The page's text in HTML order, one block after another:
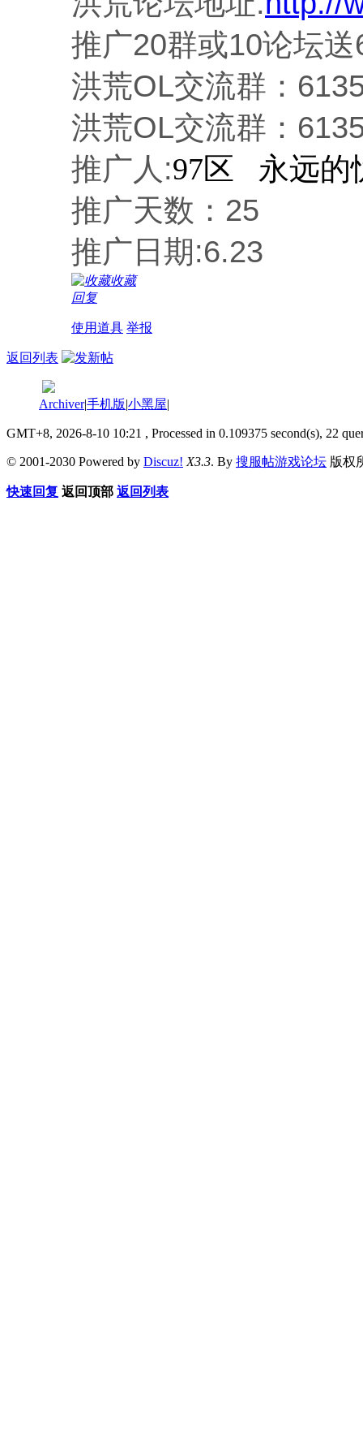
推广20群或10论坛
洪荒OL交流群：
洪荒OL交流群：
推广人:97区 永远的
推广天数：25
推广日期:6.23
收藏
回复
使用道具 举报
返回列表
Archiver|手机版|小黑屋|
GMT+8, 2026-8-10 10:21 , Processed in 0.109375 second(s), 22
© 2001-2030 Powered by Discuz! X3.3. By 搜服帖游戏论坛 版权
快速回复 返回顶部 返回列表